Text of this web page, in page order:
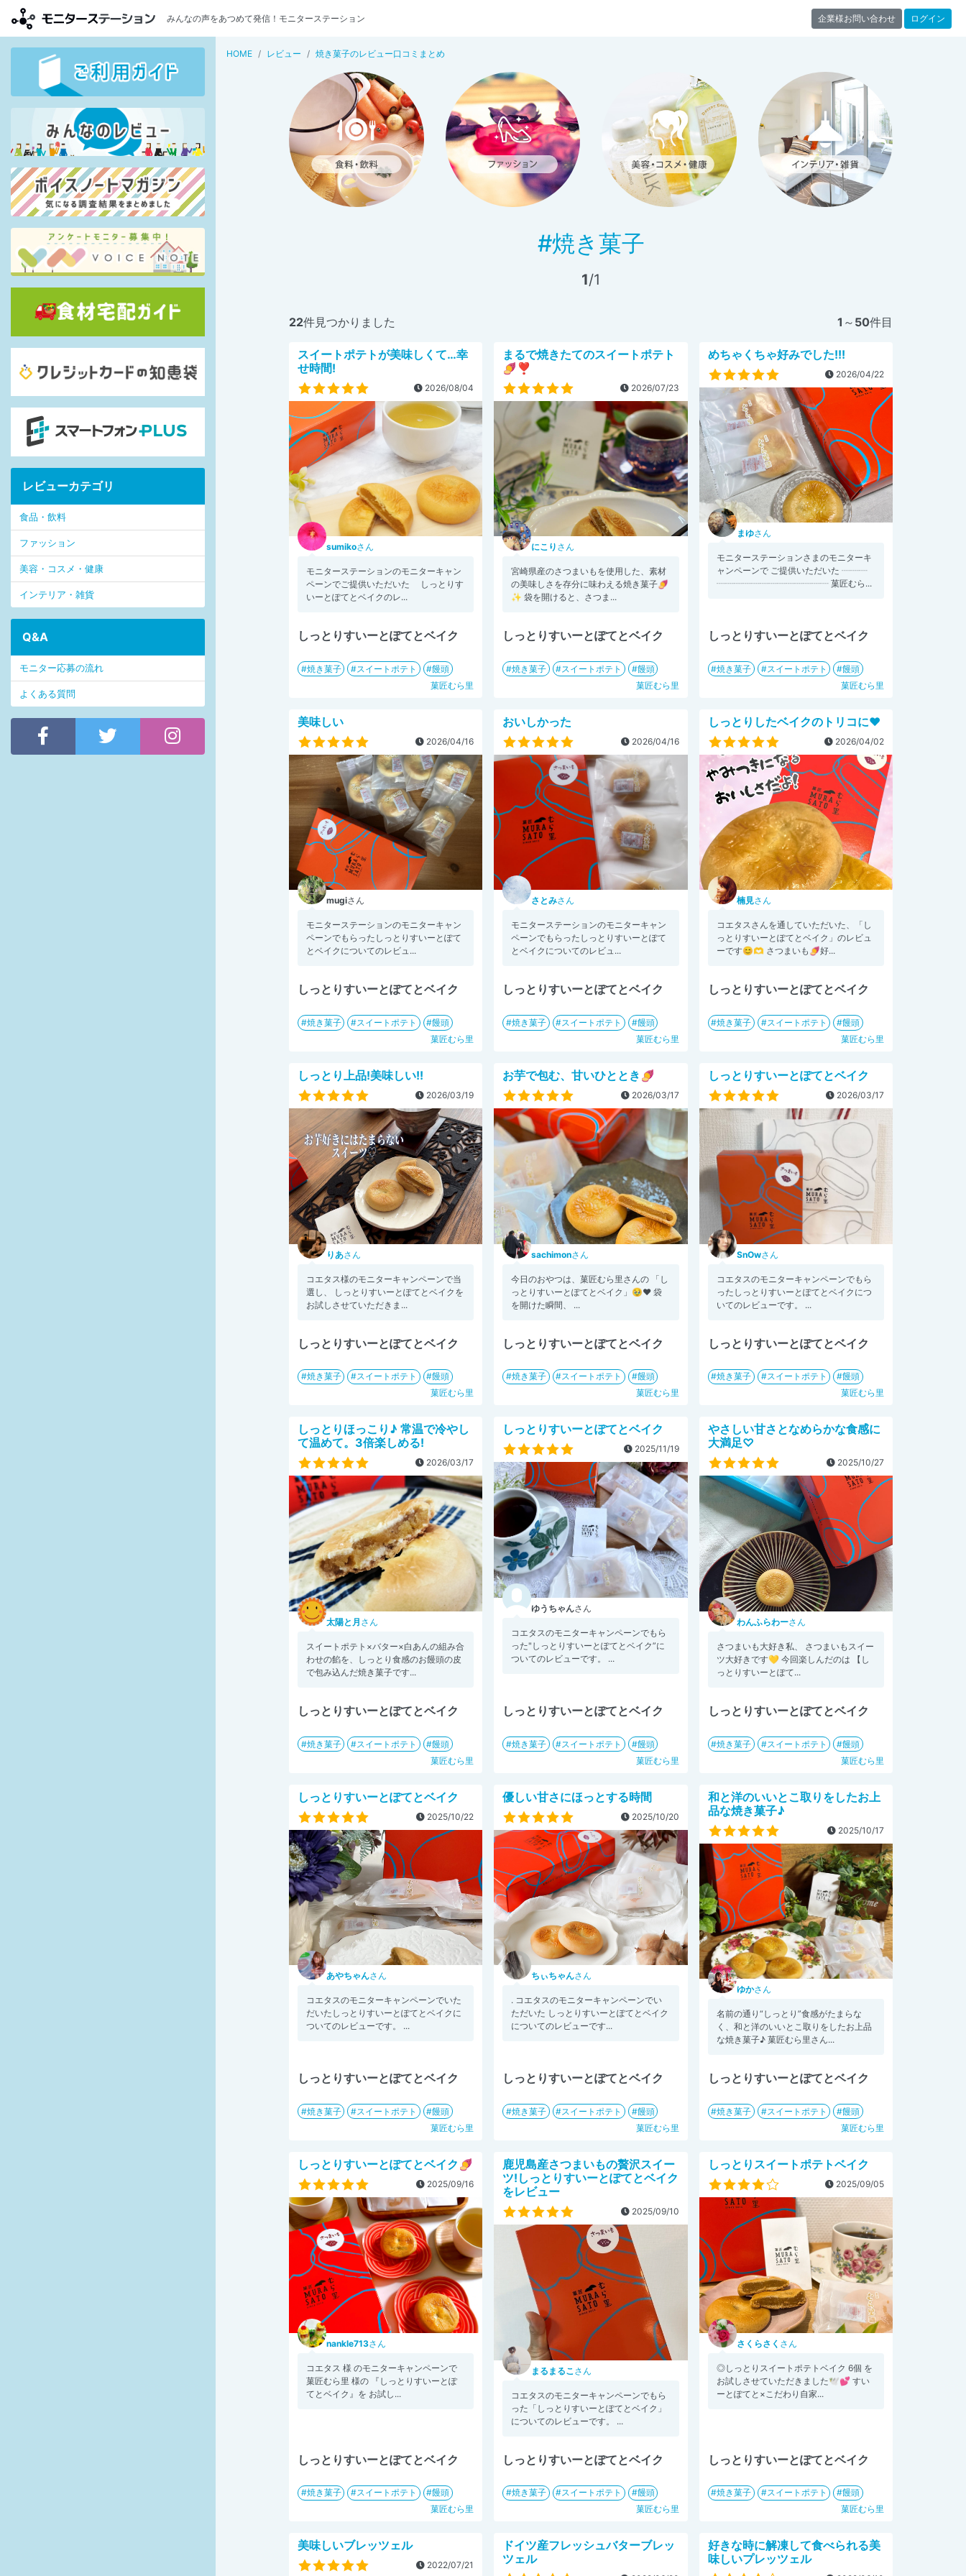
みんなの声をあつめて発信！モニターステーション 企業様お問い合わせ ログイン
HOME レビュー 焼き菓子のレビュー口コミまとめ
#焼き菓子
1/1
22件見つかりました 1 ～ 50件目
スイートポテトが美味しくて…幸
せ時間!
2026/08/04
sumikoさん
モニターステーションのモニターキャン
ペーンでご提供いただいた しっとりす
いーとぽてとベイクのレ...
しっとりすいーとぽてとベイク
焼き菓子 スイートポテト
饅頭
菓匠むら里
まるで焼きたてのスイートポテト
🍠❣️
2026/07/23
にこり さん
宮崎県産のさつまいもを使用した、素材
の美味しさを存分に味わえる焼き菓子🍠
✨ 袋を開けると、さつま...
しっとりすいーとぽてとベイク
焼き菓子 スイートポテト
饅頭
菓匠むら里
めちゃくちゃ好みでした!!!
2026/04/22
まゆさん
モニターステーションさまのモニターキ
ャンペーンで ご提供いただいた ┈┈┈
┈┈┈┈┈┈┈┈┈┈┈┈┈ 菓匠むら...
しっとりすいーとぽてとベイク
焼き菓子 スイートポテト
饅頭
菓匠むら里
美味しい
2026/04/16
mugiさん
モニターステーションのモニターキャン
ペーンでもらったしっとりすいーとぽて
とベイクについてのレビュ...
しっとりすいーとぽてとベイク
焼き菓子 スイートポテト
饅頭
菓匠むら里
おいしかった
2026/04/16
さとみさん
モニターステーションのモニターキャン
ペーンでもらったしっとりすいーとぽて
とベイクについてのレビュ...
しっとりすいーとぽてとベイク
焼き菓子 スイートポテト
饅頭
菓匠むら里
しっとりしたベイクのトリコに❤️
2026/04/02
楠見さん
コエタスさんを通していただいた、「し
っとりすいーとぽてとベイク」のレビュ
ーです😊🫶 さつまいも🍠好...
しっとりすいーとぽてとベイク
焼き菓子 スイートポテト
饅頭
菓匠むら里
しっとり上品!美味しい!!
2026/03/19
りあさん
コエタス様のモニターキャンペーンで当
選し、 しっとりすいーとぽてとベイクを
お試しさせていただきま...
しっとりすいーとぽてとベイク
焼き菓子 スイートポテト
饅頭
菓匠むら里
お芋で包む、甘いひととき🍠
2026/03/17
sachimonさん
今日のおやつは、菓匠むら里さんの 「し
っとりすいーとぽてとベイク」🥹❤️ 袋
を開けた瞬間、 ...
しっとりすいーとぽてとベイク
焼き菓子 スイートポテト
饅頭
菓匠むら里
しっとりすいーとぽてとベイク
2026/03/17
SnOwさん
コエタスのモニターキャンペーンでもら
ったしっとりすいーとぽてとベイクにつ
いてのレビューです。 ...
しっとりすいーとぽてとベイク
焼き菓子 スイートポテト
饅頭
菓匠むら里
しっとりほっこり♪ 常温で冷やし
て温めて。3倍楽しめる!
2026/03/17
太陽と月 さん
スイートポテト×バター×白あんの組み合
わせの餡を、しっとり食感のお饅頭の皮
で包み込んだ焼き菓子です...
しっとりすいーとぽてとベイク
焼き菓子 スイートポテト
饅頭
菓匠むら里
しっとりすいーとぽてとベイク
2025/11/19
ゆうちゃんさん
コエタスのモニターキャンペーンでもら
った"しっとりすいーとぽてとベイク”に
ついてのレビューです。 ...
しっとりすいーとぽてとベイク
焼き菓子 スイートポテト
饅頭
菓匠むら里
やさしい甘さとなめらかな食感に
大満足♡
2025/10/27
わんふらわーさん
さつまいも大好き私、 さつまいもスイー
ツ大好きです💛 今回楽しんだのは 【し
っとりすいーとぽて...
しっとりすいーとぽてとベイク
焼き菓子 スイートポテト
饅頭
菓匠むら里
しっとりすいーとぽてとベイク
2025/10/22
あやちゃんさん
コエタスのモニターキャンペーンでいた
だいたしっとりすいーとぽてとベイクに
ついてのレビューです。 ...
しっとりすいーとぽてとベイク
焼き菓子 スイートポテト
饅頭
菓匠むら里
優しい甘さにほっとする時間
2025/10/20
ちぃちゃんさん
. コエタスのモニターキャンペーンでい
ただいた しっとりすいーとぽてとベイク
についてのレビューです...
しっとりすいーとぽてとベイク
焼き菓子 スイートポテト
饅頭
菓匠むら里
和と洋のいいとこ取りをしたお上
品な焼き菓子♪
2025/10/17
ゆかさん
名前の通り“しっとり”食感がたまらな
く、和と洋のいいとこ取りをしたお上品
な焼き菓子♪ 菓匠むら里さん...
しっとりすいーとぽてとベイク
焼き菓子 スイートポテト
饅頭
菓匠むら里
しっとりすいーとぽてとベイク🍠
2025/09/16
nankle713さん
コエタス 様 のモニターキャンペーンで
菓匠むら里 様の 『しっとりすいーとぽ
てとベイク』を お試し...
しっとりすいーとぽてとベイク
焼き菓子 スイートポテト
饅頭
菓匠むら里
鹿児島産さつまいもの贅沢スイー
ツ!しっとりすいーとぽてとベイク
をレビュー
2025/09/10
まるまるこ さん
コエタスのモニターキャンペーンでもら
った「しっとりすいーとぽてとベイク」
についてのレビューです。 ...
しっとりすいーとぽてとベイク
焼き菓子 スイートポテト
饅頭
菓匠むら里
しっとりスイートポテトベイク
2025/09/05
さくらさく さん
◎しっとりスイートポテトベイク 6個 を
お試しさせていただきました🕊️💕 すい
ーとぽてと×こだわり自家...
しっとりすいーとぽてとベイク
焼き菓子 スイートポテト
饅頭
菓匠むら里
美味しいブレッツェル
2022/07/21
ドイツ産フレッシュバターブレッ
ツェル
好きな時に解凍して食べられる美
味しいプレッツェル
レビューカテゴリ
食品・飲料
ファッション
美容・コスメ・健康
インテリア・雑貨
Q&A
モニター応募の流れ
よくある質問